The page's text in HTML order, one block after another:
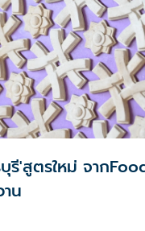
รี'สูตรใหม่ จาก
น